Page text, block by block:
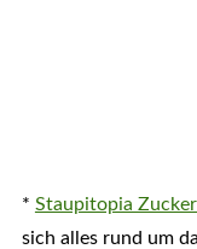
* Staupitopia
sich alles rund um